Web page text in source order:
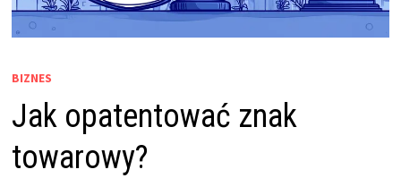
BIZNES
Jak opatentować znak
towarowy?